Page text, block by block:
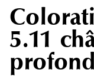
5.11
profond